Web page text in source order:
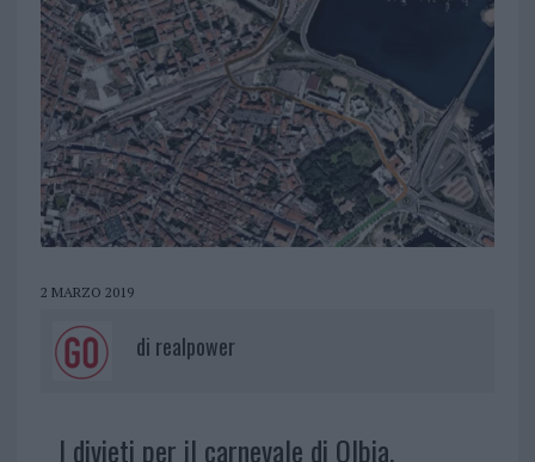
2 MARZO 2019
di realpower
I divieti per il carnevale di Olbia.